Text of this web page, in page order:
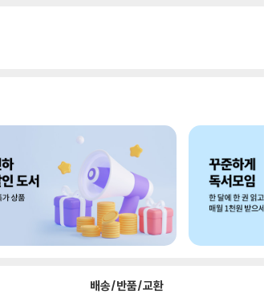
배송/반품/교환